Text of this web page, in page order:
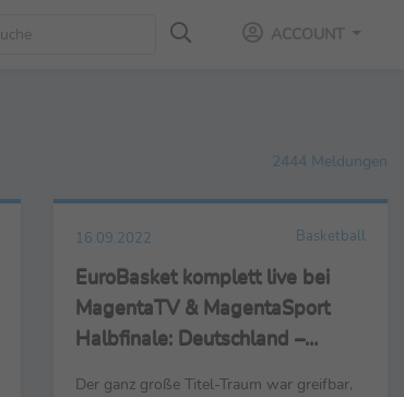
ACCOUNT
2444 Meldungen
16.09.2022 Basketball
EuroBasket komplett live bei
MagentaTV & MagentaSport
Halbfinale: Deutschland –
Der ganz große Titel-Traum war greifbar,